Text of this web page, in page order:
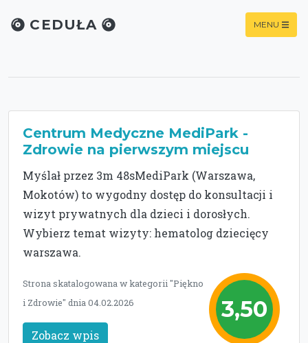
CEDUŁA MENU
Centrum Medyczne MediPark -
Zdrowie na pierwszym miejscu
Myślał przez 3m 48sMediPark (Warszawa,
Mokotów) to wygodny dostęp do konsultacji i
wizyt prywatnych dla dzieci i dorosłych.
Wybierz temat wizyty: hematolog dziecięcy
warszawa.
3,50
Strona skatalogowana w kategorii "Piękno
i Zdrowie" dnia 04.02.2026
Zobacz wpis